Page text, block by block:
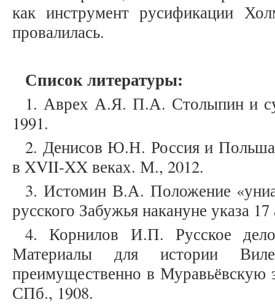
как инструмент русификации
провалилась.
Список литературы:
1. Аврех А.Я. П.А. Столыпин и
1991.
2. Денисов Ю.Н. Россия и
в XVII-XX веках. М., 2012.
3. Истомин В.А. Положение
русского Забужья накануне указа
4. Корнилов И.П. Русское
Материалы для истории
преимущественно в
СПб., 1908.